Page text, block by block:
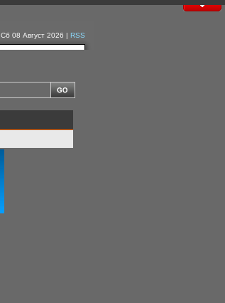
Сб 08 Август 2026 | RSS